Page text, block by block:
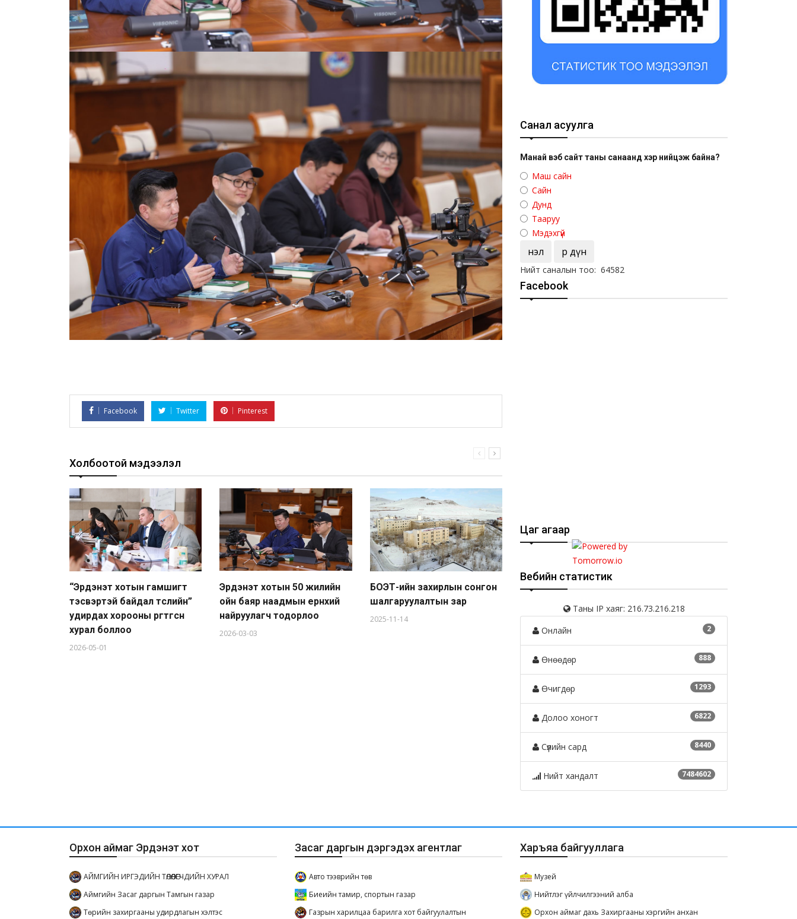
Facebook Twitter Pinterest
Холбоотой мэдээлэл
“Эрдэнэт хотын гамшигт
тэсвэртэй байдал төслийн”
удирдах хорооны өргөтгөсөн
хурал боллоо
2026-05-01
Эрдэнэт хотын 50 жилийн
ойн баяр наадмын ерөнхий
найруулагч тодорлоо
2026-03-03
БОЭТ-ийн захирлын сонгон
шалгаруулалтын зар
2025-11-14
Ажлын байрны зар Ажлын байрны зар
2025-08-25
Санал асуулга
Манай вэб сайт таны санаанд хэр нийцэж байна?
Маш сайн
Сайн
Дунд
Тааруу
Мэдэхгүй
Үнэл Үр дүн
Нийт саналын тоо: 64582
Facebook
Цаг агаар
Вебийн статистик
Таны IP хаяг: 216.73.216.218
2
Онлайн
888
Өнөөдөр
1293
Өчигдөр
6822
Долоо хоногт
8440
Сүүлийн сард
7484602
Нийт хандалт
Орхон аймаг Эрдэнэт хот
АЙМГИЙН ИРГЭДИЙН ТӨЛӨӨЛӨГЧДИЙН ХУРАЛ
Аймгийн Засаг даргын Тамгын газар
Төрийн захиргааны удирдлагын хэлтэс
Засаг даргын дэргэдэх агентлаг
Авто тээврийн төв
Биеийн тамир, спортын газар
Газрын харилцаа барилга хот байгуулалтын
Харъяа байгууллага
Музей
Нийтлэг үйлчилгээний алба
Орхон аймаг дахь Захиргааны хэргийн анхан